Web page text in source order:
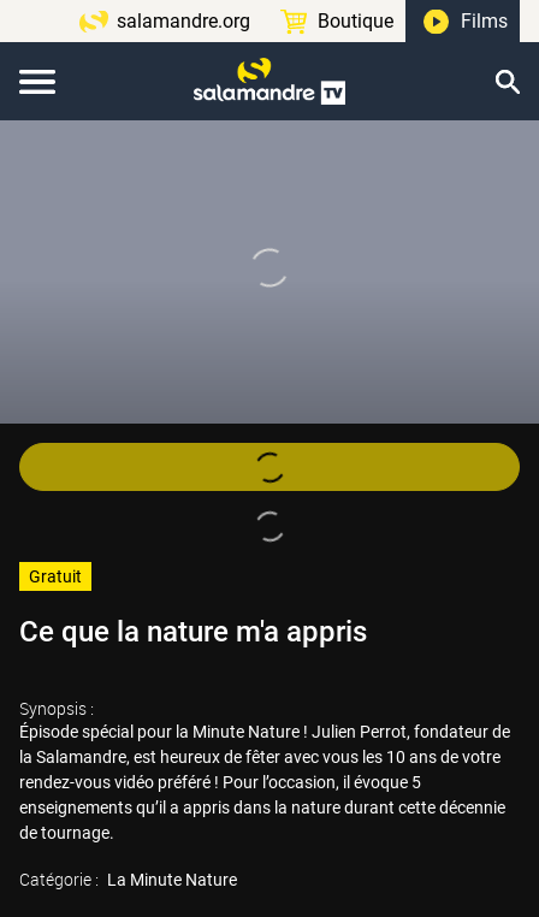
salamandre.org Boutique Films
Gratuit
Ce que la nature m'a appris
Synopsis :
Épisode spécial pour la Minute Nature ! Julien Perrot, fondateur de
la Salamandre, est heureux de fêter avec vous les 10 ans de votre
rendez-vous vidéo préféré ! Pour l’occasion, il évoque 5
enseignements qu’il a appris dans la nature durant cette décennie
de tournage.
Catégorie : La Minute Nature